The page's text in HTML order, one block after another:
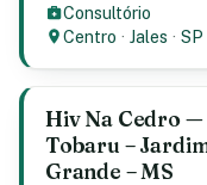
Consultório
Centro ·Jales ·SP
Hiv Na Cedro —
Tobaru –
Grande – MS